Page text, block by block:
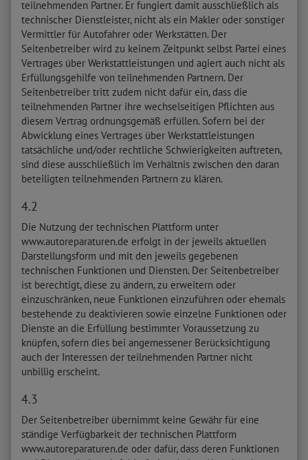
teilnehmenden Partner. Er fungiert damit ausschließlich als
technischer Dienstleister, nicht als ein Makler oder sonstiger
Vermittler für Autofahrer oder Werkstätten. Der
Seitenbetreiber wird zu keinem Zeitpunkt selbst Partei eines
Vertrages über Werkstattleistungen und agiert auch nicht als
Erfüllungsgehilfe von teilnehmenden Partnern. Der
Seitenbetreiber tritt zudem nicht dafür ein, dass die
teilnehmenden Partner ihre wechselseitigen Pflichten aus
diesem Vertrag ordnungsgemäß erfüllen. Sofern bei der
Abwicklung eines Vertrages über Werkstattleistungen
tatsächliche und/oder rechtliche Schwierigkeiten auftreten,
sind diese ausschließlich im Verhältnis zwischen den daran
beteiligten teilnehmenden Partnern zu klären.
4.2
Die Nutzung der technischen Plattform unter
www.autoreparaturen.de erfolgt in der jeweils aktuellen
Darstellungsform und mit den jeweils gegebenen
technischen Funktionen und Diensten. Der Seitenbetreiber
ist berechtigt, diese zu ändern, zu erweitern oder
einzuschränken, neue Funktionen einzuführen oder ehemals
bestehende zu deaktivieren sowie einzelne Funktionen oder
Dienste an die Erfüllung bestimmter Voraussetzung zu
knüpfen, sofern dies bei angemessener Berücksichtigung
auch der Interessen der teilnehmenden Partner nicht
unbillig erscheint.
4.3
Der Seitenbetreiber übernimmt keine Gewähr für eine
ständige Verfügbarkeit der technischen Plattform
www.autoreparaturen.de oder dafür, dass deren Funktionen